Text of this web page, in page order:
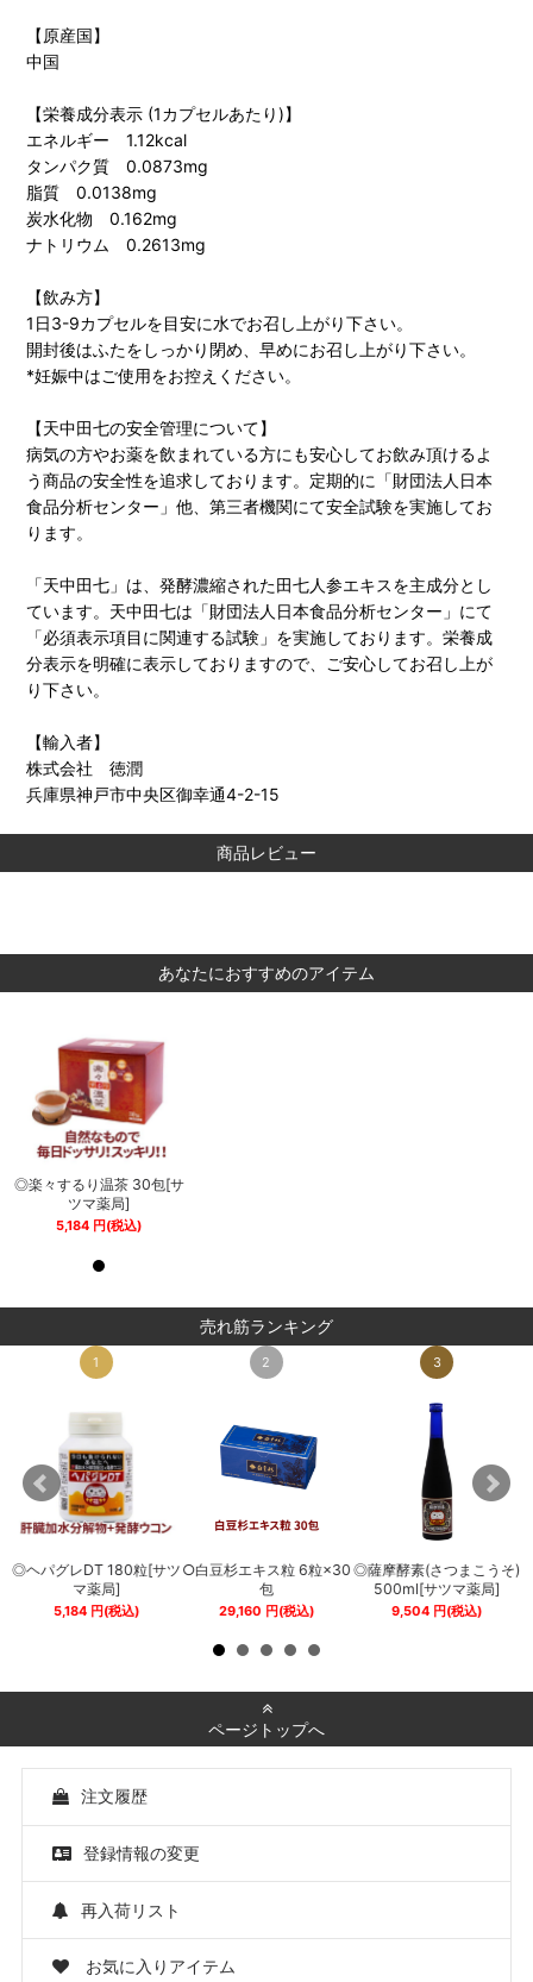
【原産国】
中国
【栄養成分表示 (1カプセルあたり)】
エネルギー 1.12kcal
タンパク質 0.0873mg
脂質 0.0138mg
炭水化物 0.162mg
ナトリウム 0.2613mg
【飲み方】
1日3-9カプセルを目安に水でお召し上がり下さい。
開封後はふたをしっかり閉め、早めにお召し上がり下さい。
*妊娠中はご使用をお控えください。
【天中田七の安全管理について】
病気の方やお薬を飲まれている方にも安心してお飲み頂けるよ
う商品の安全性を追求しております。定期的に「財団法人日本
食品分析センター」他、第三者機関にて安全試験を実施してお
ります。
「天中田七」は、発酵濃縮された田七人参エキスを主成分とし
ています。天中田七は「財団法人日本食品分析センター」にて
「必須表示項目に関連する試験」を実施しております。栄養成
分表示を明確に表示しておりますので、ご安心してお召し上が
り下さい。
【輸入者】
株式会社 徳潤
兵庫県神戸市中央区御幸通4-2-15
商品レビュー
あなたにおすすめのアイテム
◎楽々するり温茶 30包[サ
ツマ薬局]
5,184 円 (税込)
売れ筋ランキング
1
◎ヘパグレDT 180粒[サツ
マ薬局]
5,184円(税込)
2
○白豆杉エキス粒 6粒×30
包
29,160 円(税込)
3
◎薩摩酵素(さつまこうそ)
500ml[サツマ薬局]
9,504 円(税込)
ページトップへ
注文履歴
登録情報の変更
再入荷リスト
お気に入りアイテム